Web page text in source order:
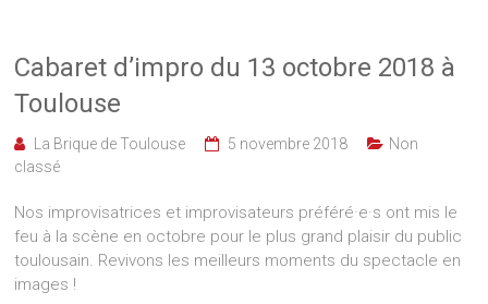
Cabaret d’impro du 13 octobre 2018 à
Toulouse
La Brique de Toulouse 5 novembre 2018
Non
classé
Nos improvisatrices et improvisateurs préféré·e·s ont mis le
feu à la scène en octobre pour le plus grand plaisir du public
toulousain. Revivons les meilleurs moments du spectacle en
images !